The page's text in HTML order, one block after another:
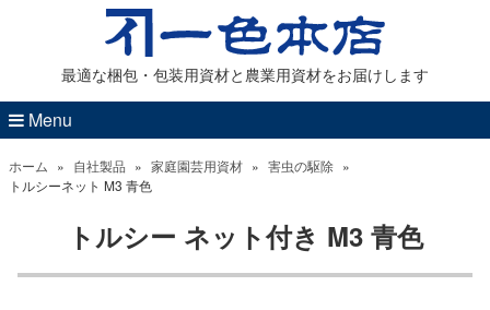
最適な梱包・包装用資材と農業用資材をお届けします
Menu
ホーム » 自社製品 » 家庭園芸用資材 » 害虫の駆除 »
トルシーネット M3 青色
トルシー ネット付き M3 青色